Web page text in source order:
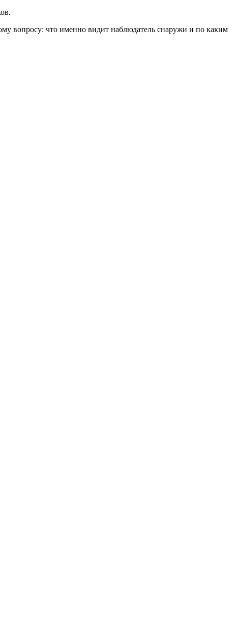
вопросу: что именно видит наблюдатель снаружи и по каким